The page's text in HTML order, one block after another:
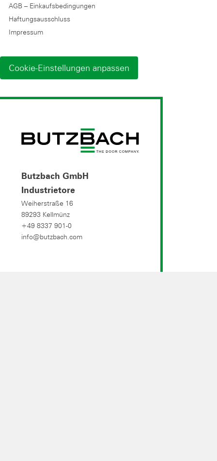
Butzbach GmbH
Industrietore
Weiherstraße 16
89293 Kellmünz
+49 8337 901-0
info@butzbach.com
AGB – Einkaufsbedingungen
Haftungsausschluss
Impressum
Cookie-Einstellungen anpassen